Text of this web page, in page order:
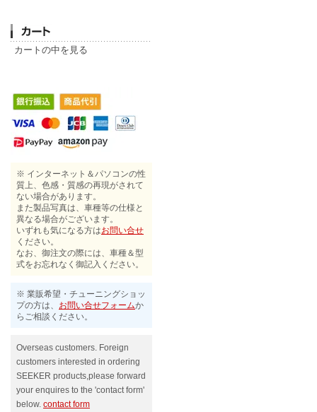
カートの中を見る
※ インターネット＆パソコンの性
質上、色感・質感の再現がされて
ない場合があります。
また製品写真は、車種等の仕様と
異なる場合がございます。
いずれも気になる方はお問い合せ
ください。
なお、御注文の際には、車種＆型
式をお忘れなく御記入ください。
※ 業販希望・チューニングショッ
プの方は、 お問い合せフォームか
らご相談ください。
Overseas customers. Foreign
customers interested in ordering
SEEKER products,please forward
your enquires to the 'contact form'
below. contact form